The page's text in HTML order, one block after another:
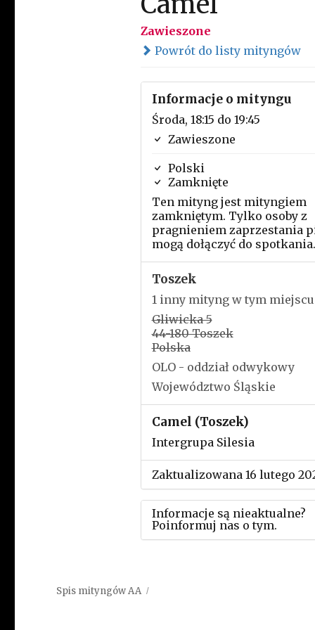
Zawieszone
Powrót do listy mityngów
Informacje o mityngu
Środa, 18:15 do 19:45
Zawieszone
Polski
Zamknięte
Ten mityng jest mityngiem
zamkniętym. Tylko osoby z
pragnieniem zaprzestania
mogą dołączyć do spotkania.
Toszek
1 inny mityng w tym miejscu
Gliwicka 5
44-180 Toszek
Polska
OLO - oddział odwykowy
Województwo Śląskie
Camel (Toszek)
Intergrupa Silesia
Zaktualizowana 16 lutego
Informacje są nieaktualne?
Poinformuj nas o tym.
Spis mityngów AA